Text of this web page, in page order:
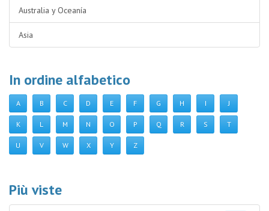
Australia y Oceanía
Asia
In ordine alfabetico
A B C D E F G H I J
K L M N O P Q R S T
U V W X Y Z
Più viste